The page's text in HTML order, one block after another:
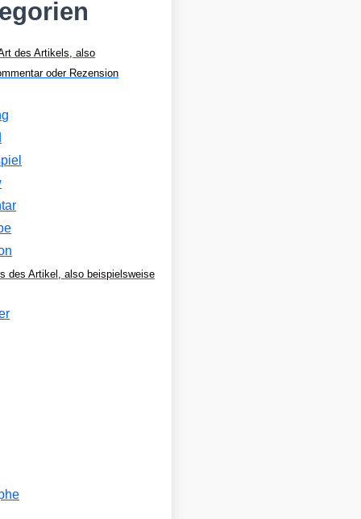
des Artikels, also
oder Rezension
des Artikel, also beispielsweise